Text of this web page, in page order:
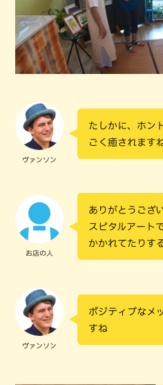
ヴァンソン
たしかに、ホン
ごく癒されます
お店の人
ありがとうござ
スピタルアート
かかれてたりす
ヴァンソン
ポジティブなメ
すね